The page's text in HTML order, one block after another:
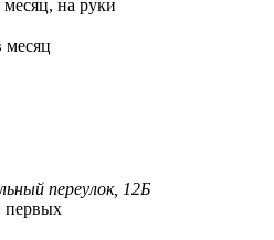
месяц, на руки
месяц
переулок, 12Б
первых